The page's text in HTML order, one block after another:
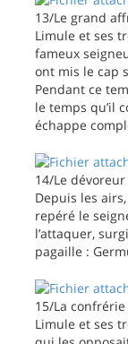
13/Le grand
Limule et ses
fameux
ont mis le cap
Pendant ce
le temps qu’il
échappe
14/Le dévoreur
Depuis les
repéré le
l’attaquer,
pagaille :
15/La
Limule et ses